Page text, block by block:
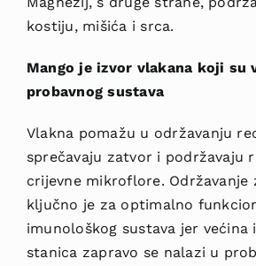
kostiju, mišića i srca.
Mango je izvor vlakana koji su
probavnog sustava
Vlakna pomažu u održavanju
sprečavaju zatvor i podržavaju
crijevne mikroflore. Održavanje
ključno je za optimalno
imunološkog sustava jer većina
stanica zapravo se nalazi u